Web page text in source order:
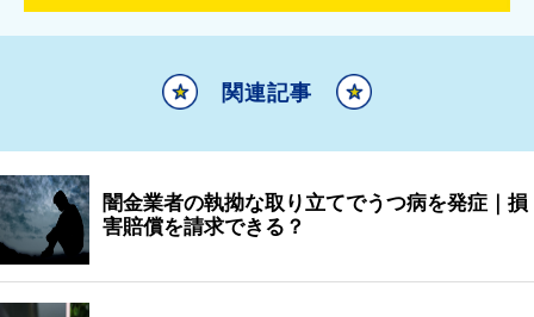
関連記事
闇金業者の執拗な取り立てでうつ病を発症｜損
害賠償を請求できる？